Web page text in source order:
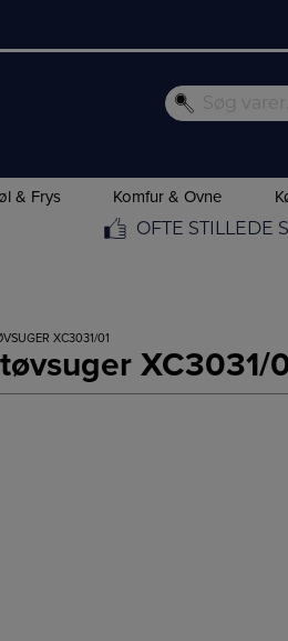
& Frys Komfur & Ovne
OFTE STILLEDE
XC3031/01
XC3031/